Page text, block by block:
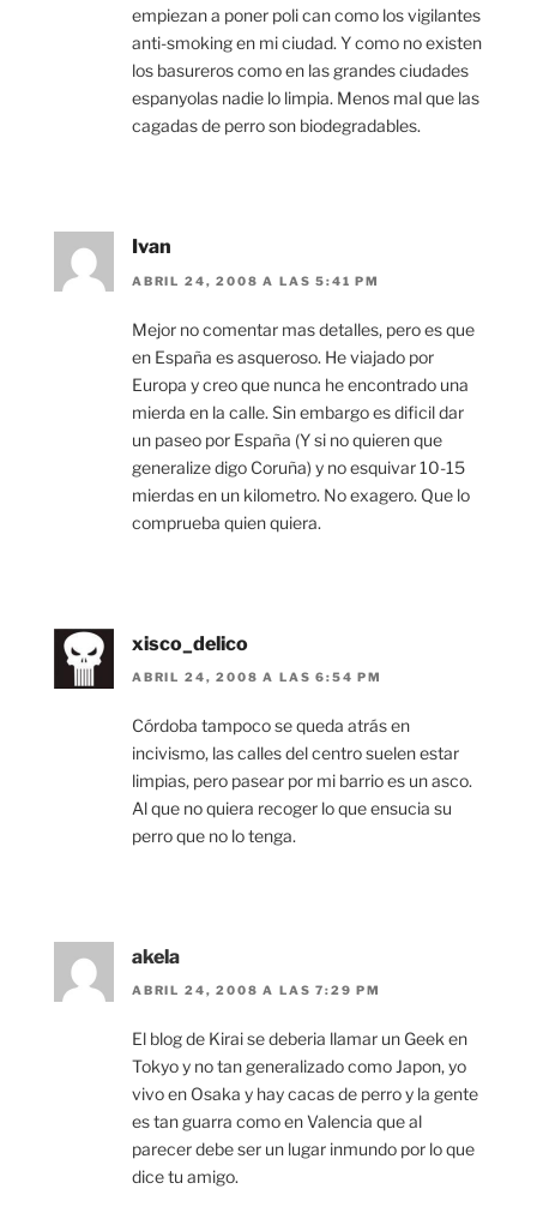
empiezan a poner poli can como los vigilantes
anti-smoking en mi ciudad. Y como no existen
los basureros como en las grandes ciudades
espanyolas nadie lo limpia. Menos mal que las
cagadas de perro son biodegradables.
Ivan
ABRIL 24, 2008 A LAS 5:41 PM
Mejor no comentar mas detalles, pero es que
en España es asqueroso. He viajado por
Europa y creo que nunca he encontrado una
mierda en la calle. Sin embargo es dificil dar
un paseo por España (Y si no quieren que
generalize digo Coruña) y no esquivar 10-15
mierdas en un kilometro. No exagero. Que lo
comprueba quien quiera.
xisco_delico
ABRIL 24, 2008 A LAS 6:54 PM
Córdoba tampoco se queda atrás en
incivismo, las calles del centro suelen estar
limpias, pero pasear por mi barrio es un asco.
Al que no quiera recoger lo que ensucia su
perro que no lo tenga.
akela
ABRIL 24, 2008 A LAS 7:29 PM
El blog de Kirai se deberia llamar un Geek en
Tokyo y no tan generalizado como Japon, yo
vivo en Osaka y hay cacas de perro y la gente
es tan guarra como en Valencia que al
parecer debe ser un lugar inmundo por lo que
dice tu amigo.